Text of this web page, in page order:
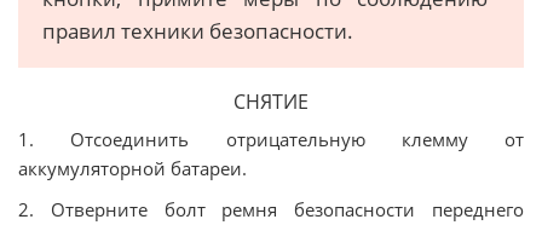
правил техники безопасности.
СНЯТИЕ
1. Отсоединить отрицательную клемму от
аккумуляторной батареи.
2. Отверните болт ремня безопасности переднего